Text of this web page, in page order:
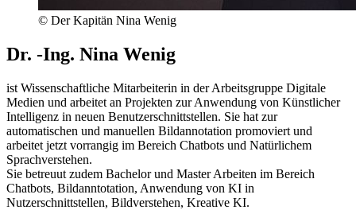
© Der Kapitän Nina Wenig
Dr. -Ing. Nina Wenig
ist Wissenschaftliche Mitarbeiterin in der Arbeitsgruppe Digitale
Medien und arbeitet an Projekten zur Anwendung von Künstlicher
Intelligenz in neuen Benutzerschnittstellen. Sie hat zur
automatischen und manuellen Bildannotation promoviert und
arbeitet jetzt vorrangig im Bereich Chatbots und Natürlichem
Sprachverstehen.
Sie betreuut zudem Bachelor und Master Arbeiten im Bereich
Chatbots, Bildanntotation, Anwendung von KI in
Nutzerschnittstellen, Bildverstehen, Kreative KI.